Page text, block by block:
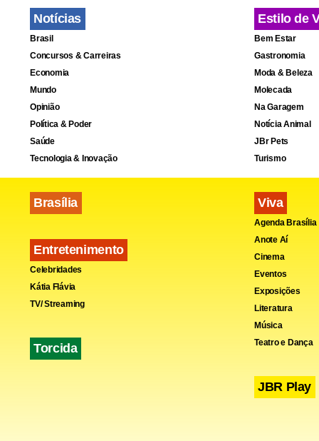
Notícias
Brasil
Concursos & Carreiras
Economia
Mundo
Opinião
Política & Poder
Saúde
Tecnologia & Inovação
Brasília
Entretenimento
Celebridades
Kátia Flávia
TV/ Streaming
Torcida
Estilo de
Bem Estar
Gastronomia
Moda & Beleza
Molecada
Na Garagem
Notícia Animal
JBr Pets
Turismo
Viva
Agenda Brasília
Anote Aí
Cinema
Eventos
Exposições
Literatura
Música
Teatro e Dança
JBR Play